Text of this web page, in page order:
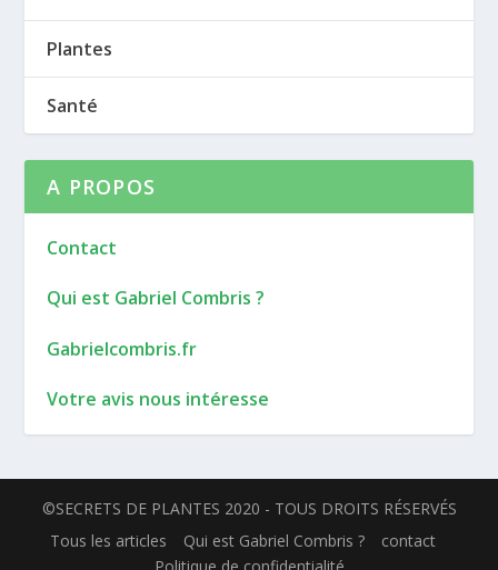
Plantes
Santé
A PROPOS
Contact
Qui est Gabriel Combris ?
Gabrielcombris.fr
Votre avis nous intéresse
©SECRETS DE PLANTES 2020 - TOUS DROITS RÉSERVÉS
Tous les articles
Qui est Gabriel Combris ?
contact